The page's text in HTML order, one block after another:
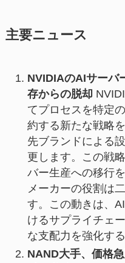
主要ニュース
NVIDIAのAIサーバ
存からの脱却
てプロセスを特定
約する新たな戦略
先ブランドによる
更します。この戦
バー生産への移行
メーカーの役割は
す。この動きは、
けるサプライチェ
な支配力を強化す
NAND大手、価格